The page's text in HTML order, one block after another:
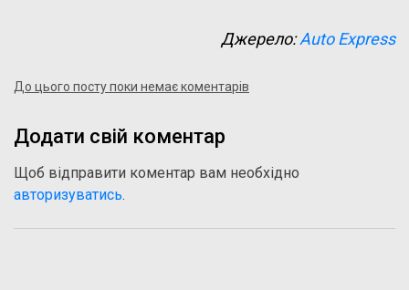
Джерело:Auto Express
До цього посту поки немає коментарів
Додати свій коментар
Щоб відправити коментар вам необхідно
авторизуватись.